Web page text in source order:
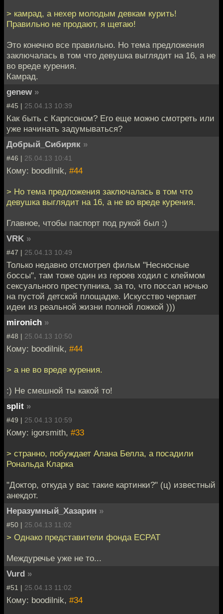
> камрад, а нехер молодым девкам курить!
Правильно не продают, я щетаю!
Это конечно все правильно. Но тема предложения
заключалась в том что девушка выглядит на 16, а не
во вреде курения.
Камрад.
genew »
#45 | 25.04.13 10:39
Как быть с Карлсоном? Его еще можно смотреть или
уже начинать задумываться?
Добрый_Сибиряк »
#46 | 25.04.13 10:41
Кому: boodilnik, #44
> Но тема предложения заключалась в том что
девушка выглядит на 16, а не во вреде курения.
Главное, чтобы паспорт под рукой был :)
VRK »
#47 | 25.04.13 10:49
Только недавно отсмотрел фильм "Несносные
боссы", там тоже один из героев ходил с клеймом
сексуального преступника, за то, что поссал ночью
на пустой детской площадке. Искусство черпает
идеи из реальной жизни полной ложкой )))
mironich »
#48 | 25.04.13 10:50
Кому: boodilnik, #44
> а не во вреде курения.
:) Не смешной ты какой то!
split »
#49 | 25.04.13 10:59
Кому: igorsmith, #33
> странно, побуждает Алана Белла, а посадили
Рональда Кларка
"Доктор, откуда у вас такие картинки?" (ц) известный
анекдот.
Неразумный_Хазарин »
#50 | 25.04.13 11:02
> Однако представители фонда ECPAT
Междуречье уже не то...
Vurd »
#51 | 25.04.13 11:02
Кому: boodilnik, #34